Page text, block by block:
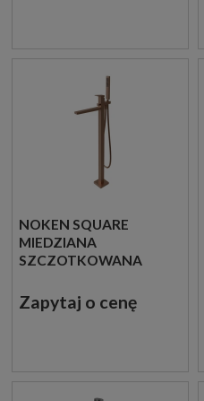
NOKEN SQUARE
MIEDZIANA
SZCZOTKOWANA
JEDNOUCHWYTOWA
BATERIA WANNOWA
Zapytaj o cenę